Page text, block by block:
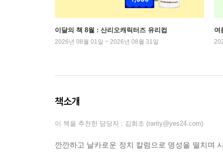
이달의 책 8월 : 산리오캐릭터즈 유리컵
2026년 08월 01일 ~ 2026년 08월 31일
여
책소개
이 책을 추천한 담당자 : 김희조 (rarity@yes24.com)
깐깐하고 날카로운 정치 칼럼으로 명성을 떨치며